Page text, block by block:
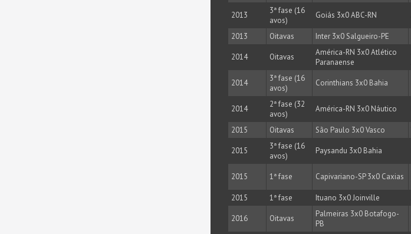
2013
3ª fase (16
avos)
Goiás 3x0 ABC-RN
2013 Oitavas Inter 3x0 Salgueiro-PE
2014 Oitavas
América-RN 3x0 Atlético
Paranaense
2014
3ª fase (16
avos)
Corinthians 3x0 Bahia
2014
2ª fase (32
avos)
América-RN 3x0 Náutico
2015 Oitavas São Paulo 3x0 Vasco
2015
3ª fase (16
avos)
Paysandu 3x0 Bahia
2015 1ª fase Capivariano-SP 3x0 Caxias
2015 1ª fase Ituano 3x0 Joinville
2016 Oitavas
Palmeiras 3x0 Botafogo-
PB